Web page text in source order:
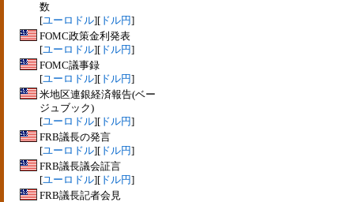
数
[ユーロドル][ ドル円]
FOMC政策金利発表
[ユーロドル][ ドル円]
FOMC議事録
[ユーロドル][ ドル円]
米地区連銀経済報告(ベー
ジュブック)
[ユーロドル][ ドル円]
FRB議長の発言
[ユーロドル][ ドル円]
FRB議長議会証言
[ユーロドル][ ドル円]
FRB議長記者会見